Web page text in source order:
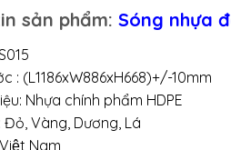
sản phẩm: Sóng nhựa
: (L1186xW886xH668)+/-10mm
Nhựa chính phẩm HDPE
Đỏ, Vàng, Dương, Lá
Nam